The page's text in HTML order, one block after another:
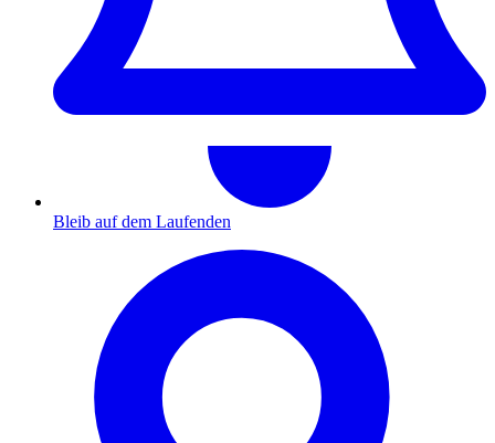
Bleib auf dem Laufenden